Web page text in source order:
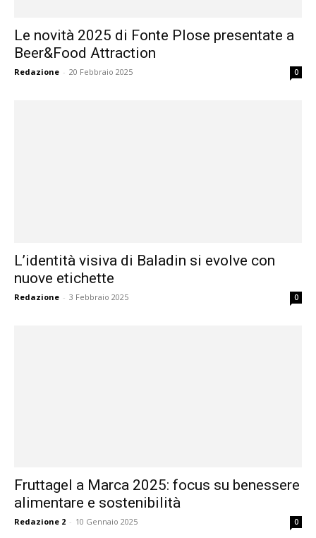
Le novità 2025 di Fonte Plose presentate a
Beer&Food Attraction
Redazione - 20 Febbraio 2025 0
L’identità visiva di Baladin si evolve con
nuove etichette
Redazione - 3 Febbraio 2025 0
Fruttagel a Marca 2025: focus su benessere
alimentare e sostenibilità
Redazione 2 - 10 Gennaio 2025 0